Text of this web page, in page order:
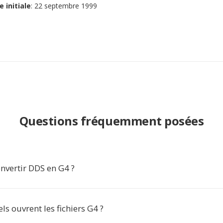
initiale: 22 septembre 1999
Questions fréquemment posées
DDS en G4 ?
ouvrent les fichiers G4 ?